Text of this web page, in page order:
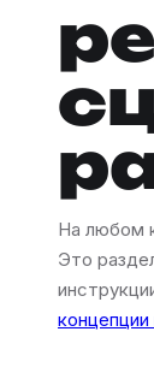
На любом
Это